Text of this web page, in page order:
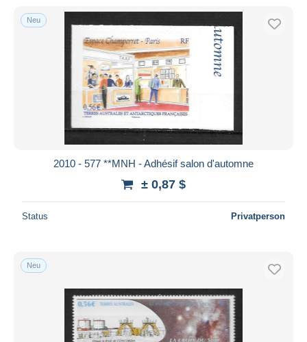
Neu
2010 - 577 **MNH - Adhésif salon d'automne
± 0,87 $
Status Privatperson
Neu